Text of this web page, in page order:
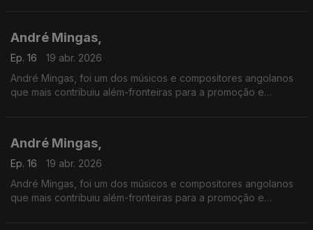
André Mingas,
Ep. 16
19 abr. 2026
André Mingas, foi um dos músicos e compositores angolanos
que mais contribuiu além-fronteiras para a promoção e
André Mingas,
Ep. 16
19 abr. 2026
André Mingas, foi um dos músicos e compositores angolanos
que mais contribuiu além-fronteiras para a promoção e